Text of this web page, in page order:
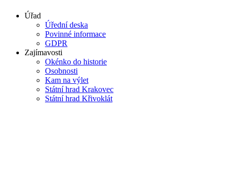
Úřad
Úřední deska
Povinné informace
GDPR
Zajímavosti
Okénko do historie
Osobnosti
Kam na výlet
Státní hrad Krakovec
Státní hrad Křivoklát